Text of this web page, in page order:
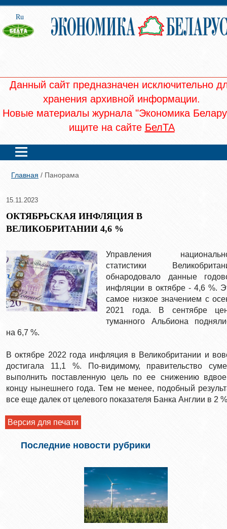
Ru
Данный сайт предназначен исключительно
хранения архивной информации.
Новые материалы журнала "Экономика
ищите на сайте БелТА
Главная / Панорама
15.11.2023
ОКТЯБРЬСКАЯ ИНФЛЯЦИЯ В
ВЕЛИКОБРИТАНИИ 4,6 %
Управления
статистики
обнародовало данные
инфляции в октябре - 4,6 %.
самое низкое значением с
2021 года. В сентябре
туманного Альбиона
на 6,7 %.
В октябре 2022 года инфляция в Великобритании и
достигала 11,1 %. По-видимому, правительство
выполнить поставленную цель по ее снижению
концу нынешнего года. Тем не менее, подобный
все еще далек от целевого показателя Банка Англии в 2
Версия для печати
Последние новости рубрики